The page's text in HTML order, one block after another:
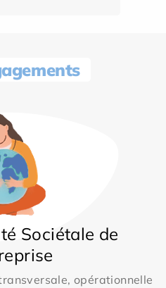
Sociétale de
opérationnelle